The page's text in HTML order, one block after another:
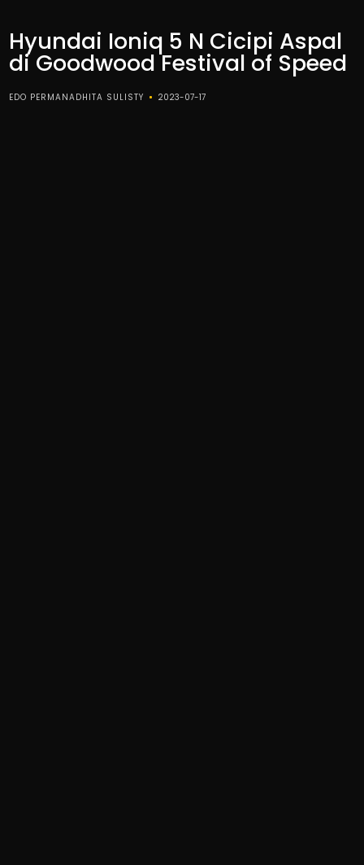
Hyundai Ioniq 5 N Cicipi Aspal
di Goodwood Festival of Speed
EDO PERMANADHITA SULISTY 2023-07-17